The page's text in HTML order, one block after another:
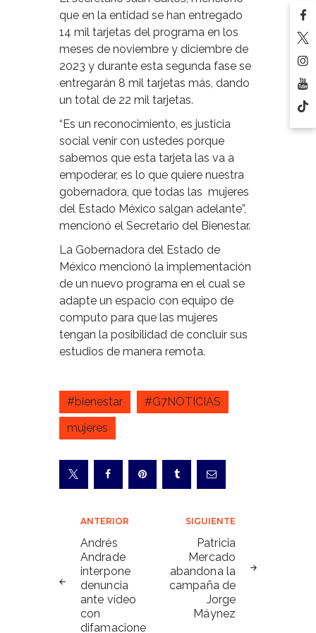
que en la entidad se han entregado
14 mil tarjetas del programa en los
meses de noviembre y diciembre de
2023 y durante esta segunda fase se
entregarán 8 mil tarjetas más, dando
un total de 22 mil tarjetas.
“Es un reconocimiento, es justicia
social venir con ustedes porque
sabemos que esta tarjeta las va a
empoderar, es lo que quiere nuestra
gobernadora, que todas las mujeres
del Estado México salgan adelante”,
mencionó el Secretario del Bienestar.
La Gobernadora del Estado de
México mencionó la implementación
de un nuevo programa en el cual se
adapte un espacio con equipo de
computo para que las mujeres
tengan la posibilidad de concluir sus
estudios de manera remota.
#bienestar
#G7NOTICIAS
mujeres
Navegación
de
entradas
ANTERIOR
Andrés
Andrade
interpone
denuncia
ante vídeo
con
difamacione
SIGUIENTE
Patricia
Mercado
abandona la
campaña de
Jorge
Máynez